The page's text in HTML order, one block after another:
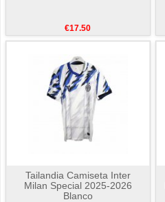
€17.50
Tailandia Camiseta Inter
Milan Special 2025-2026
Blanco